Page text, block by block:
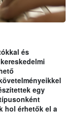
és
egy
hol érhetők el a